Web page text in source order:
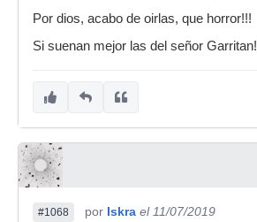
Por dios, acabo de oirlas, que horror!!!
Si suenan mejor las del señor Garritan!
#1068 por Iskra el 11/07/2019